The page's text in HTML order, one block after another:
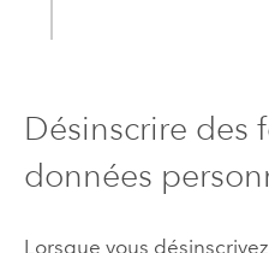
Désinscrire des
données
Lorsque vous